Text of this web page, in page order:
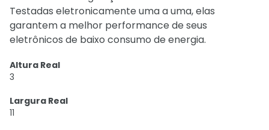
Testadas eletronicamente uma a uma, elas
garantem a melhor performance de seus
eletrônicos de baixo consumo de energia.
Altura Real
3
Largura Real
11